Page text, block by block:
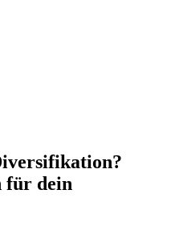
für dein